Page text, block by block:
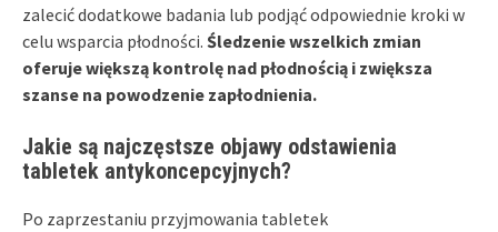
zalecić dodatkowe badania lub podjąć odpowiednie kroki w
celu wsparcia płodności. Śledzenie wszelkich zmian
oferuje większą kontrolę nad płodnością i zwiększa
szanse na powodzenie zapłodnienia.
Jakie są najczęstsze objawy odstawienia
tabletek antykoncepcyjnych?
Po zaprzestaniu przyjmowania tabletek